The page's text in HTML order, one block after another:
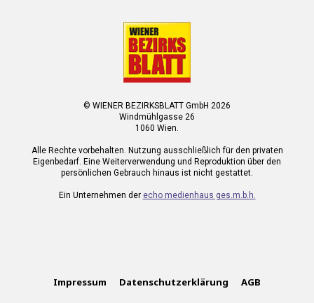
© WIENER BEZIRKSBLATT GmbH 2026
Windmühlgasse 26
1060 Wien.
Alle Rechte vorbehalten. Nutzung ausschließlich für den privaten
Eigenbedarf. Eine Weiterverwendung und Reproduktion über den
persönlichen Gebrauch hinaus ist nicht gestattet.
Ein Unternehmen der echo medienhaus ges.m.b.h.
Impressum Datenschutzerklärung AGB